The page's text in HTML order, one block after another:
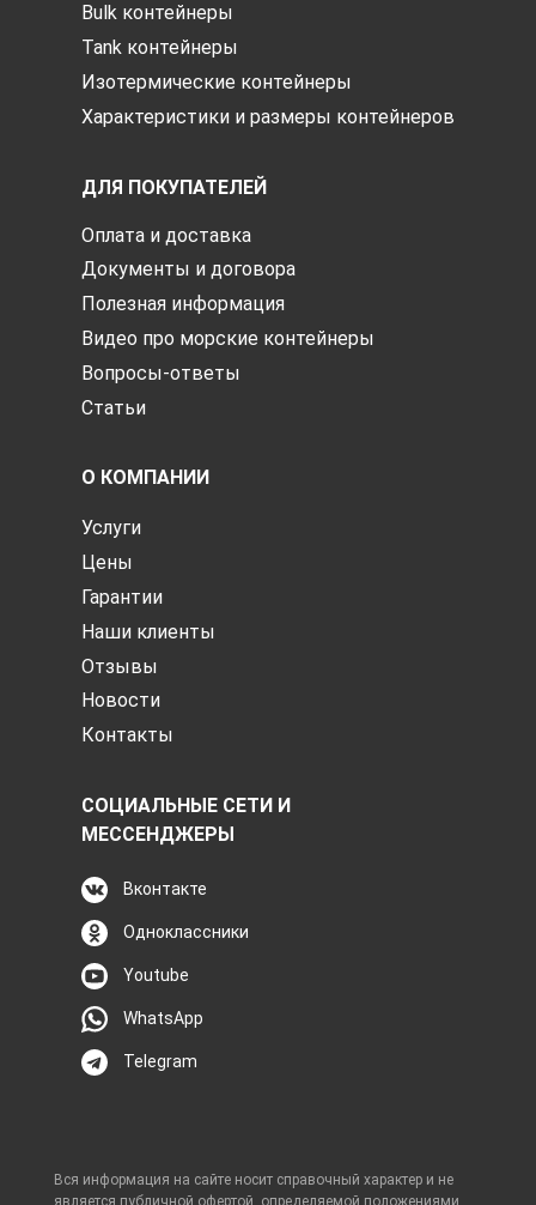
Bulk контейнеры
Tank контейнеры
Изотермические контейнеры
Характеристики и размеры контейнеров
ДЛЯ ПОКУПАТЕЛЕЙ
Оплата и доставка
Документы и договора
Полезная информация
Видео про морские контейнеры
Вопросы-ответы
Статьи
О КОМПАНИИ
Услуги
Цены
Гарантии
Наши клиенты
Отзывы
Новости
Контакты
СОЦИАЛЬНЫЕ СЕТИ И
МЕССЕНДЖЕРЫ
Вконтакте
Одноклассники
Youtube
WhatsApp
Telegram
Вся информация на сайте носит справочный характер и не
является публичной офертой, определяемой положениями